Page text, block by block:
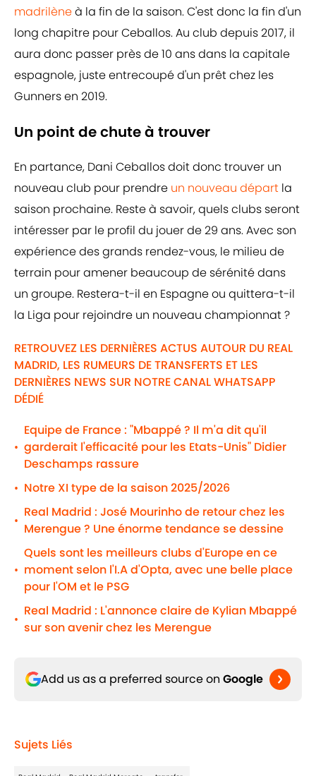
madrilèneà la fin de la saison. C'est donc la fin d'un
long chapitre pour Ceballos. Au club depuis 2017, il
aura donc passer près de 10 ans dans la capitale
espagnole, juste entrecoupé d'un prêt chez les
Gunners en 2019.
Un point de chute à trouver
En partance, Dani Ceballos doit donc trouver un
nouveau club pour prendre un nouveau départ la
saison prochaine. Reste à savoir, quels clubs seront
intéresser par le profil du jouer de 29 ans. Avec son
expérience des grands rendez-vous, le milieu de
terrain pour amener beaucoup de sérénité dans
un groupe. Restera-t-il en Espagne ou quittera-t-il
la Liga pour rejoindre un nouveau championnat ?
RETROUVEZ LES DERNIÈRES ACTUS AUTOUR DU REAL
MADRID, LES RUMEURS DE TRANSFERTS ET LES
DERNIÈRES NEWS SUR NOTRE CANAL WHATSAPP
DÉDIÉ
•
Equipe de France : "Mbappé ? Il m'a dit qu'il
garderait l'efficacité pour les Etats-Unis" Didier
Deschamps rassure
• Notre XI type de la saison 2025/2026
•
Real Madrid : José Mourinho de retour chez les
Merengue ? Une énorme tendance se dessine
•
Quels sont les meilleurs clubs d'Europe en ce
moment selon l'I.A d'Opta, avec une belle place
pour l'OM et le PSG
•
Real Madrid : L'annonce claire de Kylian Mbappé
sur son avenir chez les Merengue
Add us as a preferred source on Google
Sujets Liés